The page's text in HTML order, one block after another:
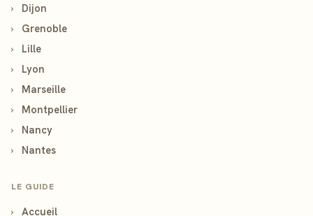
›
Dijon
›
Grenoble
›
Lille
›
Lyon
›
Marseille
›
Montpellier
›
Nancy
›
Nantes
LE GUIDE
› Accueil